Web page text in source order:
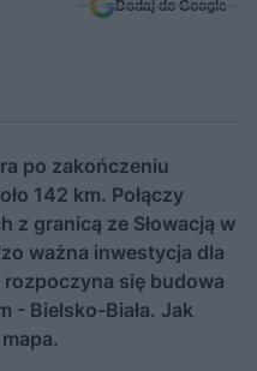
Dodaj do Google
po zakończeniu
142 km. Połączy
z granicą ze Słowacją w
ważna inwestycja dla
się budowa
- Bielsko-Biała. Jak